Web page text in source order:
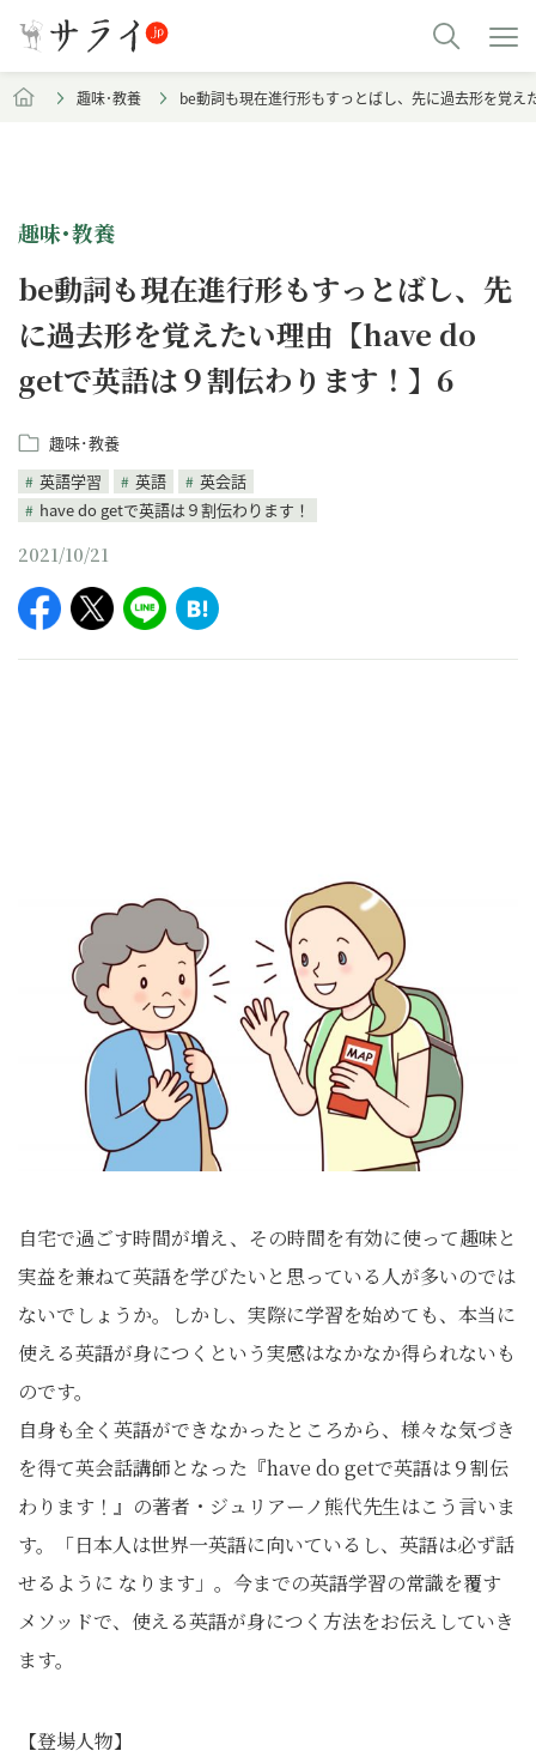
趣味･教養 be動詞も現在進行形もすっとばし、先に過去形を覚
趣味･教養
be動詞も現在進行形もすっとばし、先
に過去形を覚えたい理由【have do
getで英語は９割伝わります！】6
趣味･教養
英語学習
英語
英会話
have do getで英語は９割伝わります！
2021/10/21
自宅で過ごす時間が増え、その時間を有効に使って趣味と
実益を兼ねて英語を学びたいと思っている人が多いのでは
ないでしょうか。しかし、実際に学習を始めても、本当に
使える英語が身につくという実感はなかなか得られないも
のです。
自身も全く英語ができなかったところから、様々な気づき
を得て英会話講師となった『have do getで英語は９割伝
わります！』の著者・ジュリアーノ熊代先生はこう言いま
す。「日本人は世界一英語に向いているし、英語は必ず話
せるように なります」。今までの英語学習の常識を覆す
メソッドで、使える英語が身につく方法をお伝えしていき
ます。
【登場人物】